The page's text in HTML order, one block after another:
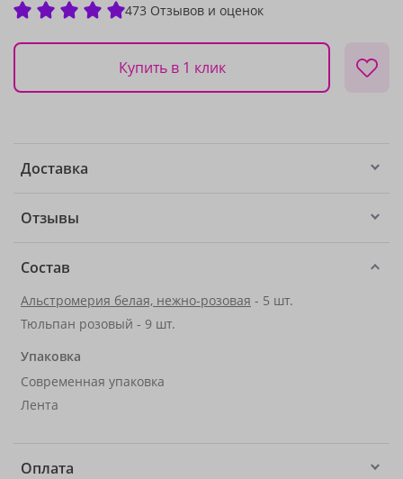
473 Отзывов и оценок
Купить в 1 клик
Доставка
Отзывы
Состав
Альстромерия белая, нежно-розовая - 5 шт.
Тюльпан розовый - 9 шт.
Упаковка
Современная упаковка
Лента
Оплата